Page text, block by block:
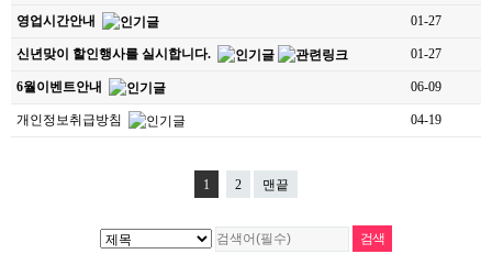
영업시간안내 01-27
신년맞이 할인행사를 실시합니다. 01-27
6월이벤트안내 06-09
개인정보취급방침 04-19
1 2 맨끝